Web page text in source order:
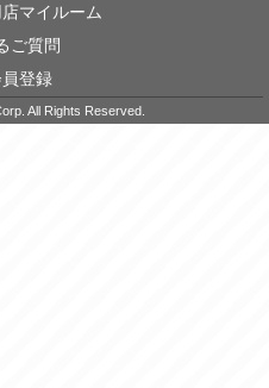
マイルーム
ご質問
登録
All Rights Reserved.